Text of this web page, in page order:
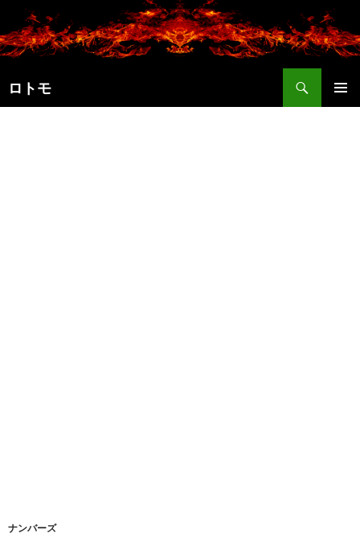
ン
テ
ツ
へ
ロトモ
索
ナンバーズ